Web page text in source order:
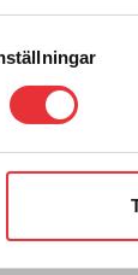
oss på